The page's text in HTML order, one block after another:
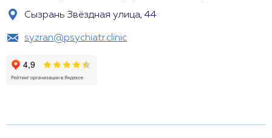
Сызрань Звёздная улица, 44
syzran@psychiatr.clinic